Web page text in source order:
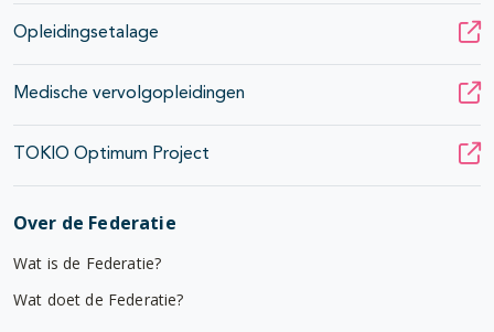
Opleidingsetalage
Medische vervolgopleidingen
TOKIO Optimum Project
Over de Federatie
Wat is de Federatie?
Wat doet de Federatie?